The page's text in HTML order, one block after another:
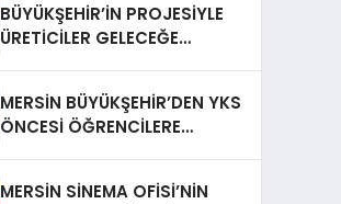
BÜYÜKŞEHİR’İN PROJESİYLE
ÜRETİCİLER GELECEĞE
MERSİN BÜYÜKŞEHİR’DEN YKS
ÖNCESİ ÖĞRENCİLERE
MERSİN SİNEMA OFİSİ’NİN